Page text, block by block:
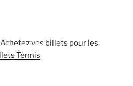
Achetez vos billets pour les